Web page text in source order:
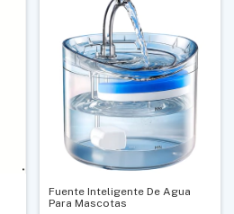
Fuente Inteligente De Agua
Para Mascotas